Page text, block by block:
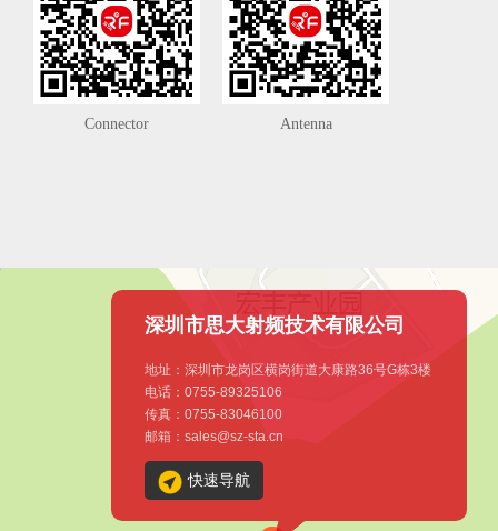
Connector Antenna
深圳市思大射频技术有限公司
地址：深圳市龙岗区横岗街道大康路36号G栋3楼
电话：0755-89325106
传真：0755-83046100
邮箱：sales@sz-sta.cn
快速导航